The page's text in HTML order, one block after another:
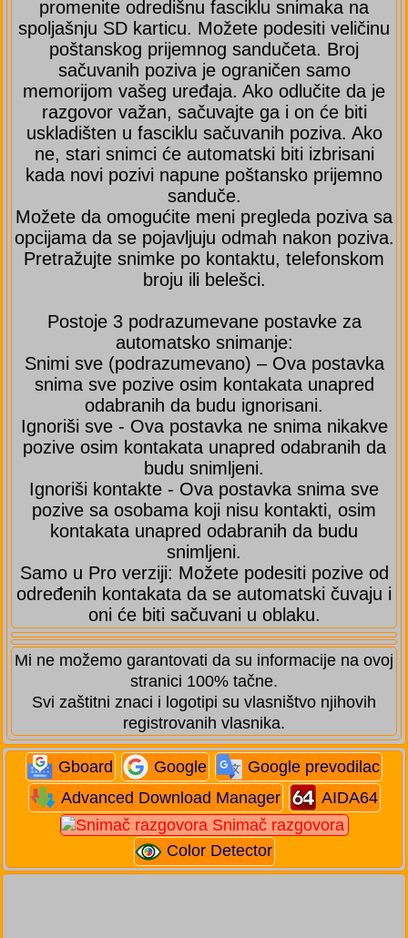
promenite odredišnu fasciklu snimaka na
spoljašnju SD karticu. Možete podesiti veličinu
poštanskog prijemnog sandučeta. Broj
sačuvanih poziva je ograničen samo
memorijom vašeg uređaja. Ako odlučite da je
razgovor važan, sačuvajte ga i on će biti
uskladišten u fasciklu sačuvanih poziva. Ako
ne, stari snimci će automatski biti izbrisani
kada novi pozivi napune poštansko prijemno
sanduče.
Možete da omogućite meni pregleda poziva sa
opcijama da se pojavljuju odmah nakon poziva.
Pretražujte snimke po kontaktu, telefonskom
broju ili belešci.
Postoje 3 podrazumevane postavke za
automatsko snimanje:
Snimi sve (podrazumevano) – Ova postavka
snima sve pozive osim kontakata unapred
odabranih da budu ignorisani.
Ignoriši sve - Ova postavka ne snima nikakve
pozive osim kontakata unapred odabranih da
budu snimljeni.
Ignoriši kontakte - Ova postavka snima sve
pozive sa osobama koji nisu kontakti, osim
kontakata unapred odabranih da budu
snimljeni.
Samo u Pro verziji: Možete podesiti pozive od
određenih kontakata da se automatski čuvaju i
oni će biti sačuvani u oblaku.
Mi ne možemo garantovati da su informacije na ovoj
stranici 100% tačne.
Svi zaštitni znaci i logotipi su vlasništvo njihovih
registrovanih vlasnika.
Gboard Google
Google prevodilac
Advanced Download Manager
AIDA64
Snimač razgovora
Color Detector